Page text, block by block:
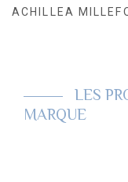
ACHILLEA
LES
MARQUE